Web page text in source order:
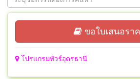
ขอใบเสนอรา
โปรแกรมทัวร์อุดรธานี